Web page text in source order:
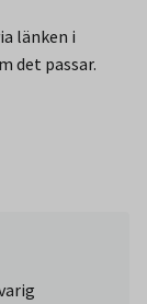
länken i
det passar.